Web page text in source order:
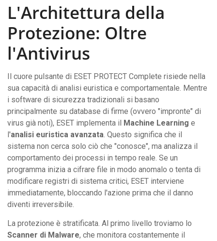
L'Architettura della
Protezione: Oltre
l'Antivirus
Il cuore pulsante di ESET PROTECT Complete risiede nella
sua capacità di analisi euristica e comportamentale. Mentre
i software di sicurezza tradizionali si basano
principalmente su database di firme (ovvero "impronte" di
virus già noti), ESET implementa il Machine Learning e
l'analisi euristica avanzata. Questo significa che il
sistema non cerca solo ciò che "conosce", ma analizza il
comportamento dei processi in tempo reale. Se un
programma inizia a cifrare file in modo anomalo o tenta di
modificare registri di sistema critici, ESET interviene
immediatamente, bloccando l'azione prima che il danno
diventi irreversibile.
La protezione è stratificata. Al primo livello troviamo lo
Scanner di Malware, che monitora costantemente il